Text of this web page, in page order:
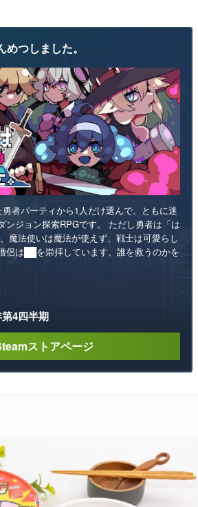
つしました。
勇者パーティから1人だけ選んで、ともに迷
ンジョン探索RPGです。 ただし勇者は「は
魔法使いは魔法が使えず、戦士は可愛らし
侶は██を崇拝しています。誰を救うのかを
4四半期
ストアページ